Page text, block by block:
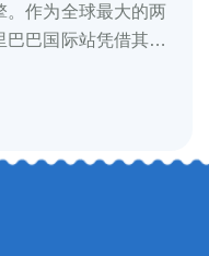
。作为全球最大的两
巴巴国际站凭借其庞